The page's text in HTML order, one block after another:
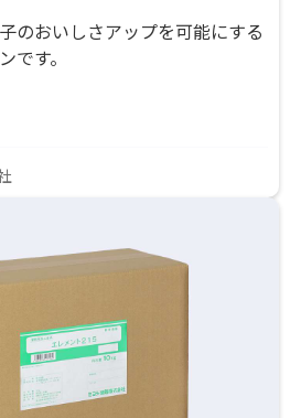
のおいしさアップを可能にする
です。